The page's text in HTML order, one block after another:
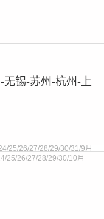
无锡-苏州-杭州-上
25/26/27/28/29/30/31/9月
25/26/27/28/29/30/10月